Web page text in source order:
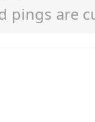
pings are